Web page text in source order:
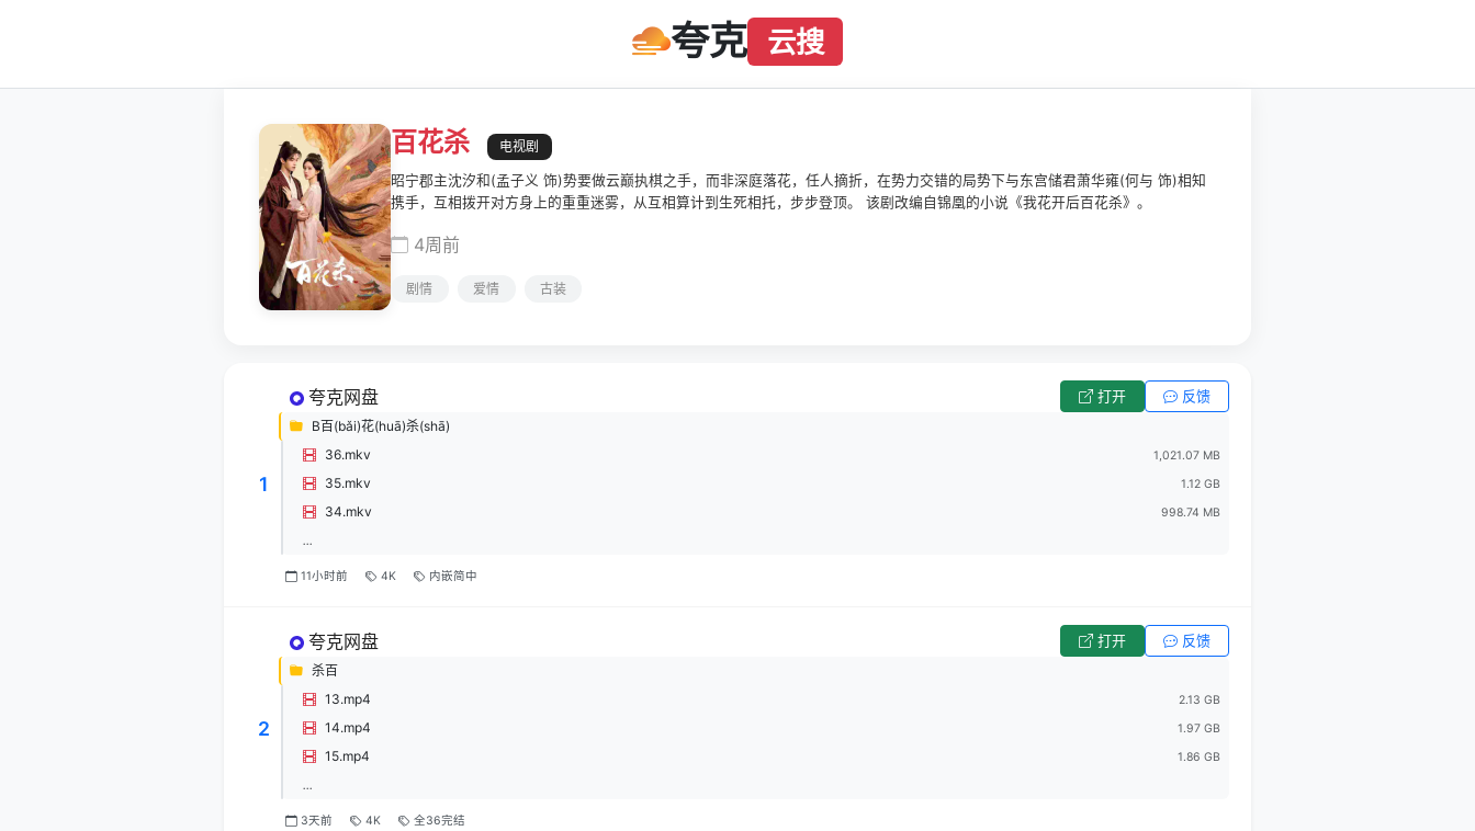
夸克 云搜
百花杀 电视剧
昭宁郡主沈汐和(孟子义 饰)势要做云巅执棋之手，而非深庭落花，任人摘折，在势力交错的局势下与东宫储君萧华雍(何与 饰)相知
携手，互相拨开对方身上的重重迷雾，从互相算计到生死相托，步步登顶。 该剧改编自锦凰的小说《我花开后百花杀》。
4周前
剧情 爱情 古装
1
夸克网盘 打开 反馈
B百(bǎi)花(huā)杀(shā)
36.mkv
1,021.07 MB
35.mkv 1.12 GB
34.mkv 998.74 MB
...
11小时前 4K 内嵌简中
2
夸克网盘 打开 反馈
杀百
13.mp4
2.13 GB
14.mp4 1.97 GB
15.mp4 1.86 GB
...
3天前 4K 全36完结